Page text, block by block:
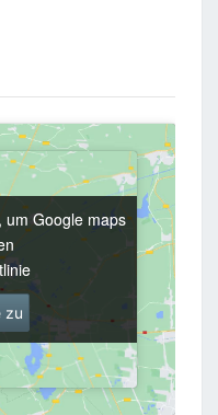
um Google maps
zu
um Google maps
zu